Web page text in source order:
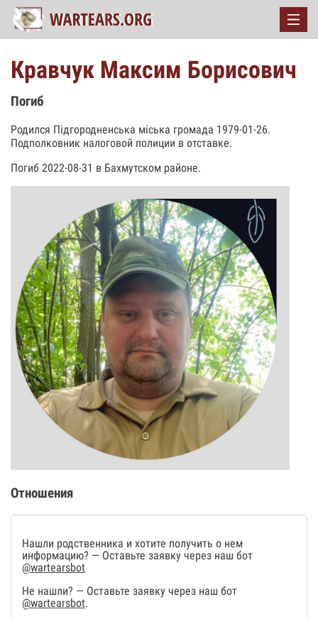
Кравчук Максим Борисович
Погиб
Родился Підгородненська міська громада 1979-01-26.
Подполковник налоговой полиции в отставке.
Погиб 2022-08-31 в Бахмутском районе.
Отношения
Нашли родственника и хотите получить о нем
информацию? — Оставьте заявку через наш бот
@wartearsbot
Не нашли? — Оставьте заявку через наш бот
@wartearsbot.